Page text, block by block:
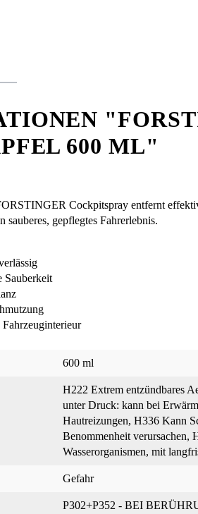
600 ML"
Cockpitspray entfernt
gepflegtes Fahrerlebnis.
Sauberkeit
600 ml
H222 Extrem entzündbares
unter Druck: kann bei
Hautreizungen, H336 Kann
Benommenheit verursachen,
Wasserorganismen, mit
Gefahr
P302+P352 - BEI